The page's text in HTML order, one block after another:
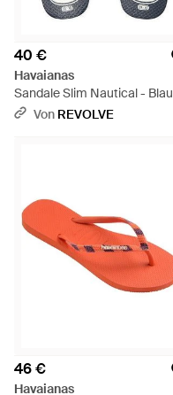
40 €
Havaianas
Sandale Slim Nautical - Blau
Von REVOLVE
46 €
Havaianas